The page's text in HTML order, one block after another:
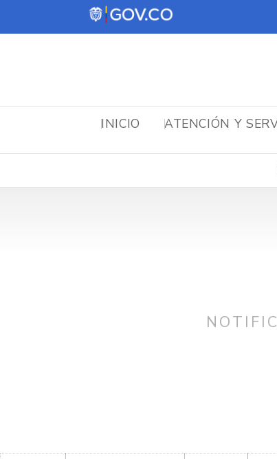
INICIO ATENCIÓN Y